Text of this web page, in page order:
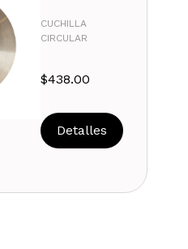
CUCHILLA
CIRCULAR
$438.00
Detalles